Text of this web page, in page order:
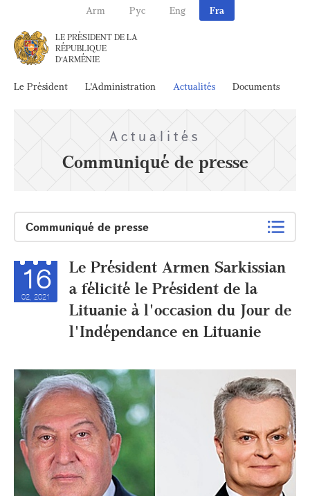
Arm Рус Eng Fra
LE PRÉSIDENT DE LA
RÉPUBLIQUE
D'ARMÉNIE
Le Président L'Administration Actualités Documents
Actualités
Communiqué de presse
Communiqué de presse
16
02, 2021
Le Président Armen Sarkissian
a félicité le Président de la
Lituanie à l'occasion du Jour de
l'Indépendance en Lituanie